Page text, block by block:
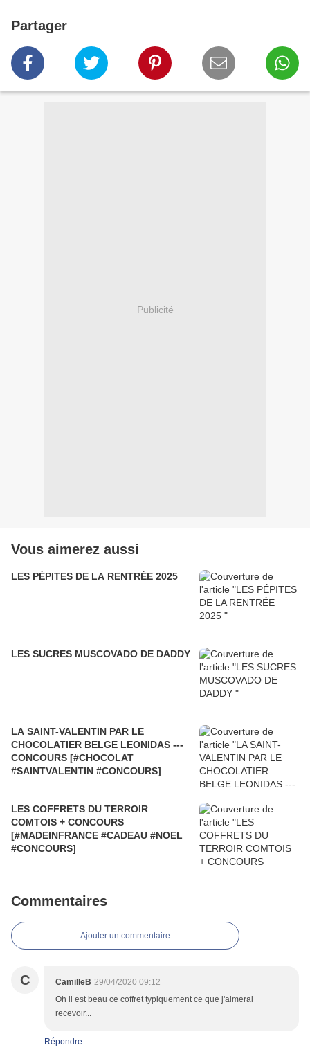
Partager
Publicité
Vous aimerez aussi
LES PÉPITES DE LA RENTRÉE 2025
LES SUCRES MUSCOVADO DE DADDY
LA SAINT-VALENTIN PAR LE
CHOCOLATIER BELGE LEONIDAS ---
CONCOURS [#CHOCOLAT
#SAINTVALENTIN #CONCOURS]
LES COFFRETS DU TERROIR
COMTOIS + CONCOURS
[#MADEINFRANCE #CADEAU #NOEL
#CONCOURS]
Commentaires
Ajouter un commentaire
C CamilleB 29/04/2020 09:12
Oh il est beau ce coffret typiquement ce que j'aimerai
recevoir...
Répondre